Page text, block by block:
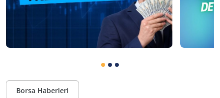
Borsa Haberleri